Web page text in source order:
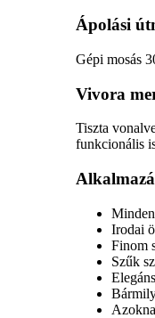
Ápolási
Gépi mosás
Vivora
Tiszta
funkcionális
Irodai
Finom
Szűk